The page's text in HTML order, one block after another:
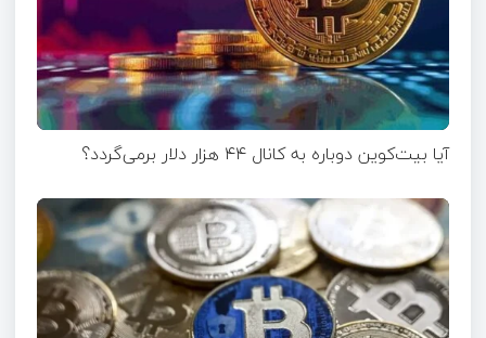
آیا بیت‌کوین دوباره به کانال ۴۴ هزار دلار برمی‌گردد؟